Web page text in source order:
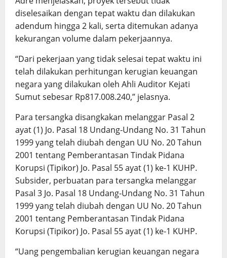
diselesaikan dengan tepat waktu dan dilakukan
adendum hingga 2 kali, serta ditemukan adanya
kekurangan volume dalam pekerjaannya.
“Dari pekerjaan yang tidak selesai tepat waktu ini
telah dilakukan perhitungan kerugian keuangan
negara yang dilakukan oleh Ahli Auditor Kejati
Sumut sebesar Rp817.008.240,” jelasnya.
Para tersangka disangkakan melanggar Pasal 2
ayat (1) Jo. Pasal 18 Undang-Undang No. 31 Tahun
1999 yang telah diubah dengan UU No. 20 Tahun
2001 tentang Pemberantasan Tindak Pidana
Korupsi (Tipikor) Jo. Pasal 55 ayat (1) ke-1 KUHP.
Subsider, perbuatan para tersangka melanggar
Pasal 3 Jo. Pasal 18 Undang-Undang No. 31 Tahun
1999 yang telah diubah dengan UU No. 20 Tahun
2001 tentang Pemberantasan Tindak Pidana
Korupsi (Tipikor) Jo. Pasal 55 ayat (1) ke-1 KUHP.
“Uang pengembalian kerugian keuangan negara